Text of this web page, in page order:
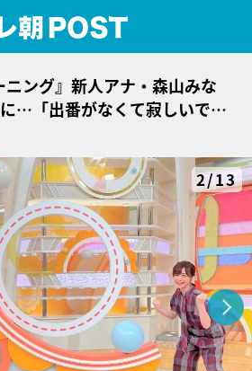
ニング』新人アナ・森山みな
…「出番がなくて寂しいで
2/13